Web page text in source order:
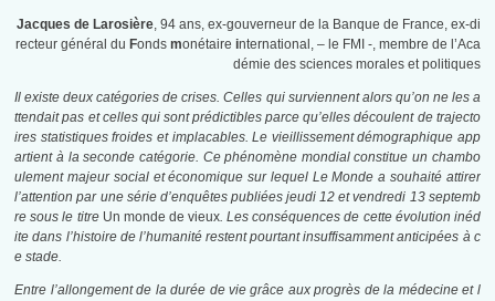
Jacques de Larosière, 94 ans, ex-gouverneur de la Banque de France, ex-di
recteur général du Fonds monétaire international, – le FMI -, membre de l’Aca
démie des sciences morales et politiques
Il existe deux catégories de crises. Celles qui surviennent alors qu’on ne les a
ttendait pas et celles qui sont prédictibles parce qu’elles découlent de trajecto
ires statistiques froides et implacables. Le vieillissement démographique app
artient à la seconde catégorie. Ce phénomène mondial constitue un chambo
ulement majeur social et économique sur lequel Le Monde a souhaité attirer
l’attention par une série d’enquêtes publiées jeudi 12 et vendredi 13 septemb
re sous le titre Un monde de vieux. Les conséquences de cette évolution inéd
ite dans l’histoire de l’humanité restent pourtant insuffisamment anticipées à c
e stade.
Entre l’allongement de la durée de vie grâce aux progrès de la médecine et l